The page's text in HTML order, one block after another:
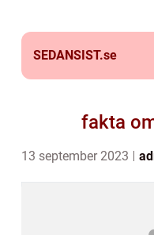
SEDANSIST.se
fakta
13 september 2023